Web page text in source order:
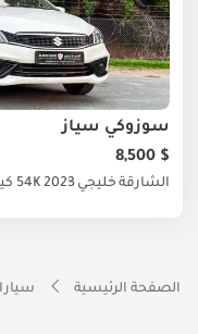
سوزوكي سياز
$ 8,500
الشارقة خليجي 202354K كيلومتر
الصفحة الرئيسية